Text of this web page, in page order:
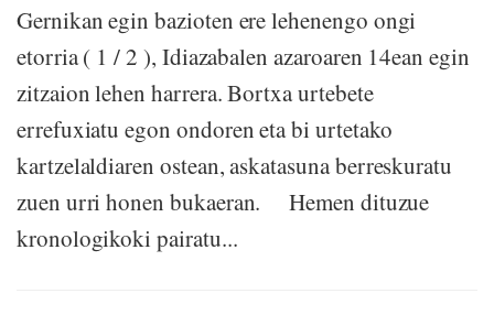
Gernikan egin bazioten ere lehenengo ongi
etorria ( 1 / 2 ), Idiazabalen azaroaren 14ean egin
zitzaion lehen harrera. Bortxa urtebete
errefuxiatu egon ondoren eta bi urtetako
kartzelaldiaren ostean, askatasuna berreskuratu
zuen urri honen bukaeran. Hemen dituzue
kronologikoki pairatu...